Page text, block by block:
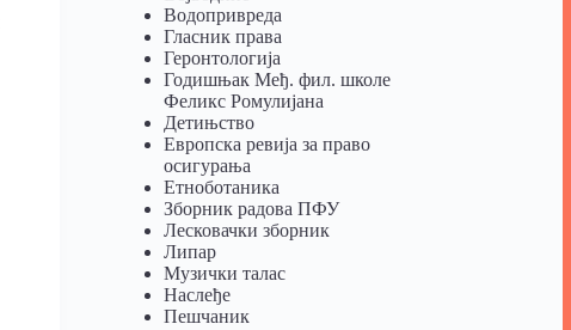
Водопривреда
Гласник права
Геронтологија
Годишњак Међ. фил. школе
Феликс Ромулијана
Детињство
Европска ревија за право
осигурања
Eтноботаника
Зборник радова ПФУ
Лесковачки зборник
Липар
Музички талас
Наслеђе
Пешчаник